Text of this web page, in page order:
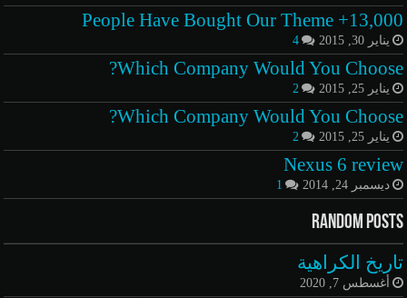
13,000+ People Have Bought Our Theme
يناير 30, 2015 4
Which Company Would You Choose?
يناير 25, 2015 2
Which Company Would You Choose?
يناير 25, 2015 2
Nexus 6 review
ديسمبر 24, 2014 1
Random Posts
تاريخ الكراهية
أغسطس 7, 2020